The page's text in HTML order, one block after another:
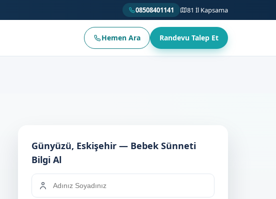
08508401141 81 İl Kapsama
Hemen Ara Randevu Talep Et
Günyüzü, Eskişehir — Bebek Sünneti
Bilgi Al